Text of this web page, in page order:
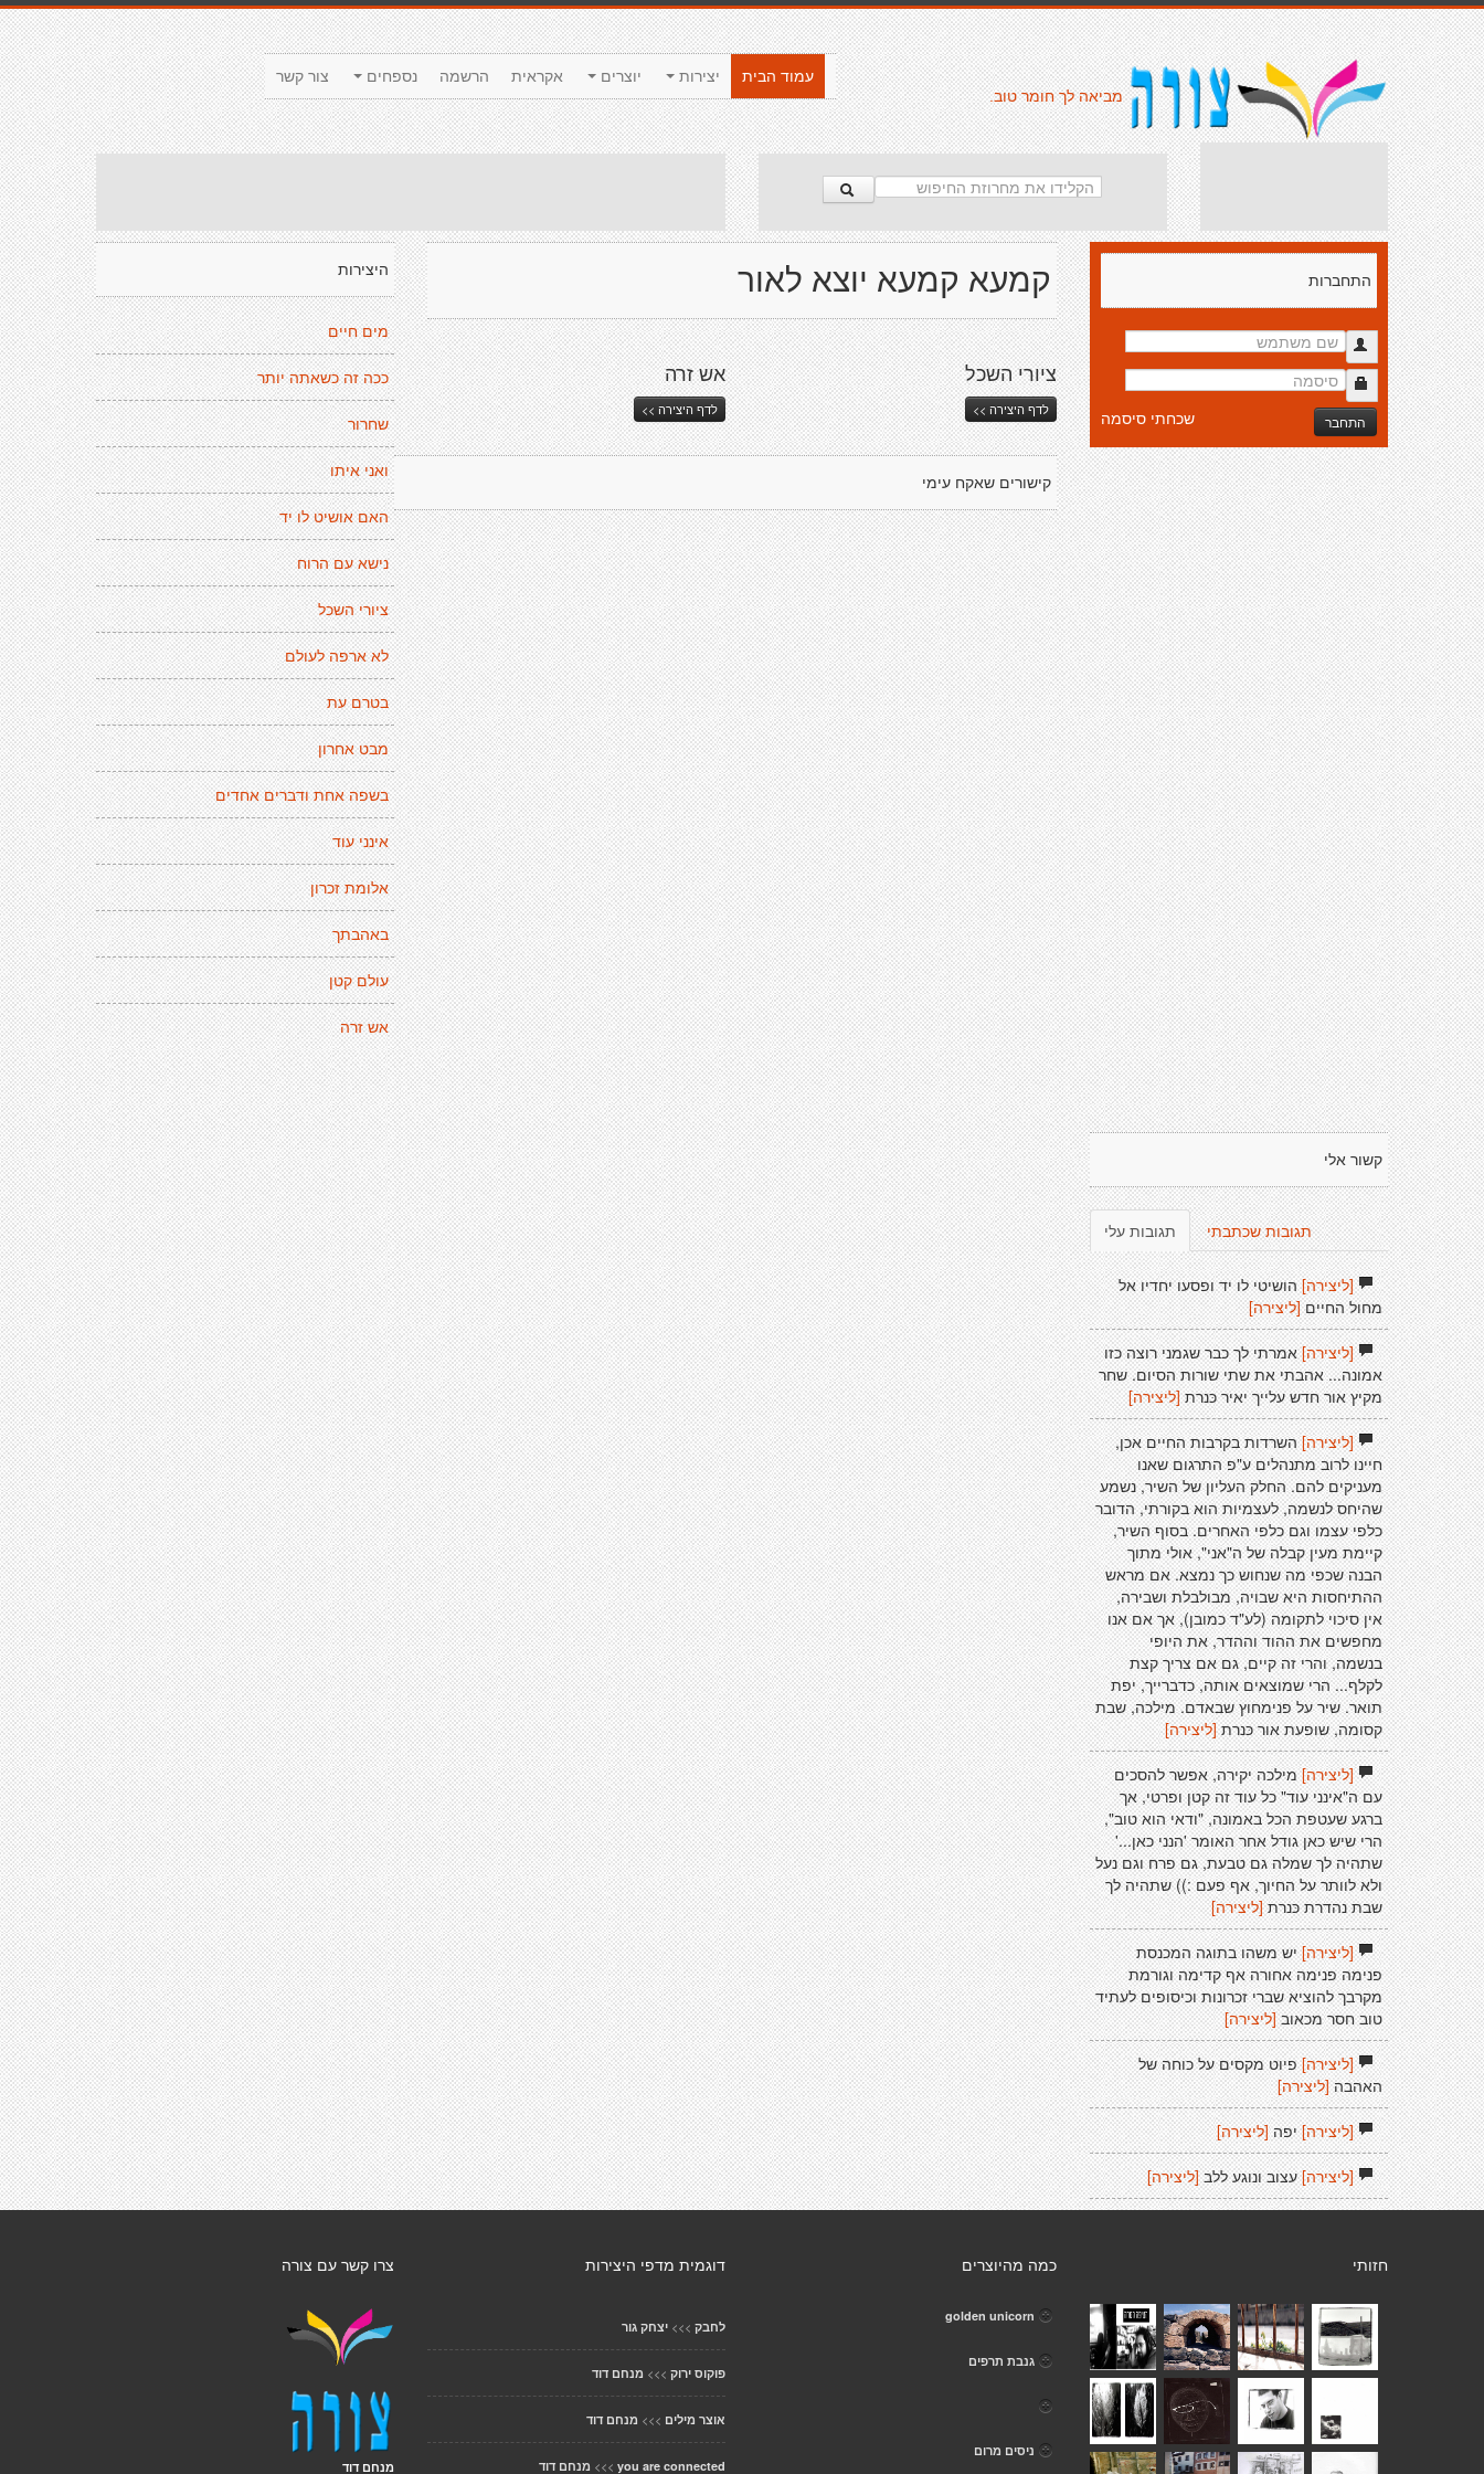
צור קשר נספחים הרשמה אקראית יוצרים יצירות
עמוד הבית
מביאה לך חומר טוב.
היצירות
מים חיים
ככה זה כשאתה יותר
שחרור
ואני איתו
האם אושיט לו יד
נישא עם הרוח
ציורי השכל
לא ארפה לעולם
בטרם עת
מבט אחרון
בשפה אחת ודברים אחדים
אינני עוד
אלומת זכרון
באהבתך
עולם קטן
אש זרה
קמעא קמעא יוצא לאור
אש זרה
לדף היצירה >>
ציורי השכל
לדף היצירה >>
קישורים שאקח עימי
התחברות
התחבר שכחתי סיסמה
קשור אלי
תגובות עלי תגובות שכתבתי
[ליצירה]הושיטי לו יד ופסעו יחדיו אל
מחול החיים [ליצירה]
[ליצירה]אמרתי לך כבר שגמני רוצה כזו
אמונה... אהבתי את שתי שורות הסיום. שחר
מקיץ אור חדש עלייך יאיר כּנרת [ליצירה]
[ליצירה]השרדות בקרבות החיים אכן,
חיינו לרוב מתנהלים ע"פ התרגום שאנו
מעניקים להם. החלק העליון של השיר, נשמע
שהיחס לנשמה, לעצמיות הוא בקורתי, הדובר
כלפי עצמו וגם כלפי האחרים. בסוף השיר,
קיימת מעין קבלה של ה"אני", אולי מתוך
הבנה שכפי מה שנחוש כך נמצא. אם מראש
ההתיחסות היא שבויה, מבולבלת ושבירה,
אין סיכוי לתקומה (לע"ד כמובן), אך אם אנו
מחפשים את ההוד וההדר, את היופי
בנשמה, והרי זה קיים, גם אם צריך קצת
לקלף... הרי שמוצאים אותה, כדברייך, יפת
תואר. שיר על פנימחוץ שבאדם. מילכה, שבת
קסומה, שופעת אור כּנרת [ליצירה]
[ליצירה]מילכה יקירה, אפשר להסכים
עם ה"אינני עוד" כל עוד זה קטן ופרטי, אך
ברגע שעטפת הכל באמונה, "ודאי הוא טוב",
הרי שיש כאן גודל אחר האומר 'הנני כאן...'
שתהיה לך שמלה גם טבעת, גם פרח וגם נעל
ולא לוותר על החיוך, אף פעם :)) שתהיה לך
שבת נהדרת כּנרת [ליצירה]
[ליצירה]יש משהו בתוגה המכנסת
פנימה פנימה אחורה אף קדימה וגורמת
מקרבך להוציא שברי זכרונות וכיסופים לעתיד
טוב חסר מכאוב [ליצירה]
[ליצירה]פיוט מקסים על כוחה של
האהבה [ליצירה]
[ליצירה]יפה[ליצירה]
[ליצירה]עצוב ונוגע ללב [ליצירה]
צרו קשר עם צורה
מנחם דוד
דוגמית מדפי היצירות
לחבק >>> יצחק גור
פוקוס ירוק >>> מנחם דוד
אוצר מילים >>> מנחם דוד
you are connected
>>> מנחם דוד
כמה מהיוצרים
golden unicorn
גנבת תרפים
ניסים מרום
חזותי